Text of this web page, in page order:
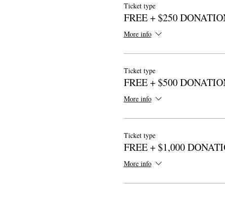
Ticket type
FREE + $250
More info
Ticket type
FREE + $500
More info
Ticket type
FREE + $1,000
More info